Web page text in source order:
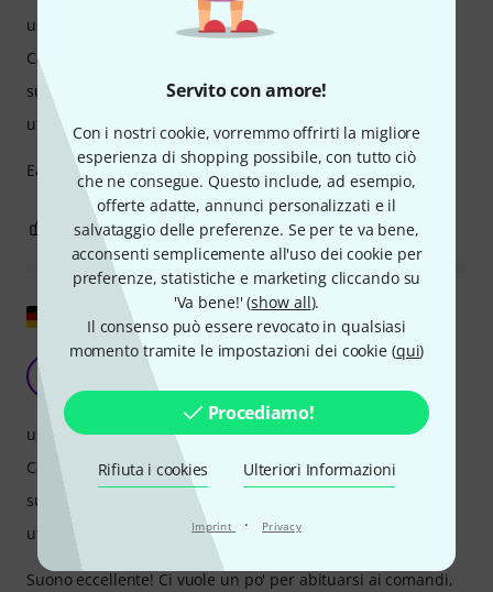
Servito con amore!
Con i nostri cookie, vorremmo offrirti la migliore
esperienza di shopping possibile, con tutto ciò
che ne consegue. Questo include, ad esempio,
offerte adatte, annunci personalizzati e il
salvataggio delle preferenze. Se per te va bene,
acconsenti semplicemente all'uso dei cookie per
preferenze, statistiche e marketing cliccando su
'Va bene!' (show all).
Il consenso può essere revocato in qualsiasi
momento tramite le impostazioni dei cookie (qui)
Procediamo!
Rifiuta i cookies Ulteriori Informazioni
Imprint · Privacy
Easy to use, Sounds great, what more do you want!
uso
Caratteristiche
suono/qualitá
utilizzo da computer
0 SEGNALA UN ABUSO
Mostra originale
Chitarra Ample Sound LP III
najawennscho 01.01.2021
Suono eccellente! Ci vuole un po' per abituarsi ai comandi,
uso
Caratteristiche
suono/qualitá
utilizzo da computer